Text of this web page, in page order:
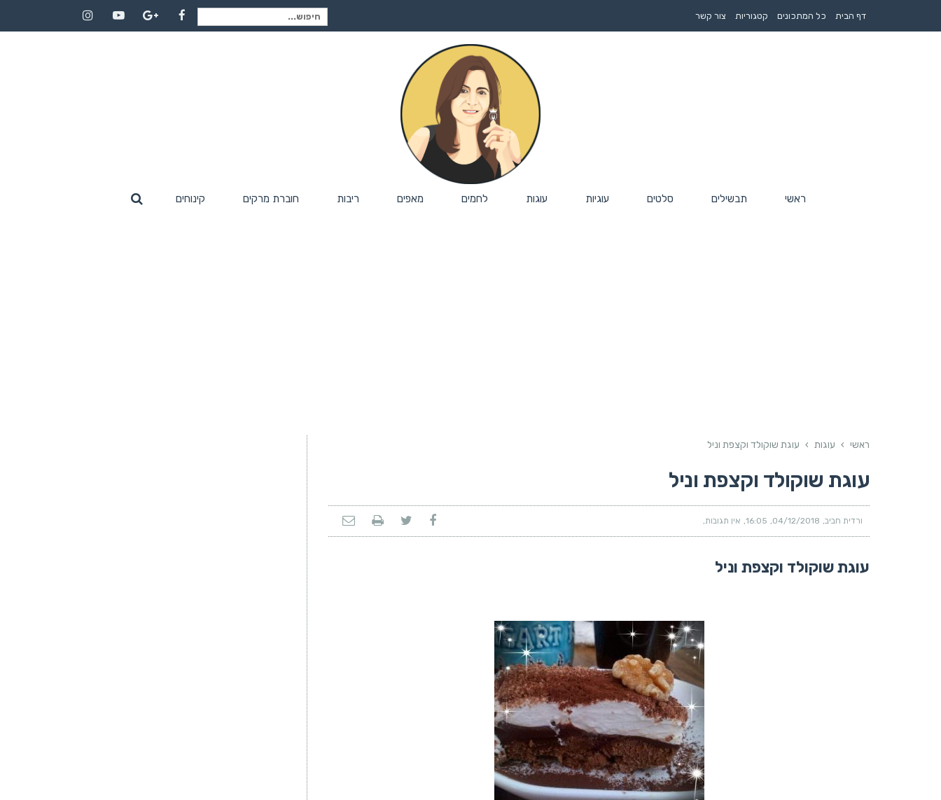
דף הבית כל המתכונים קטגוריות צור קשר
חיפוש
Facebook
Google+
YouTube
Instagram
ראשי תבשילים סלטים עוגיות עוגות לחמים מאפים ריבות חוברת מרקים קינוחים
ראשי › עוגות › עוגת שוקולד וקצפת וניל
עוגת שוקולד וקצפת וניל
ורדית חביב 04/12/2018
16:05 אין תגובות
עוגת שוקולד וקצפת וניל